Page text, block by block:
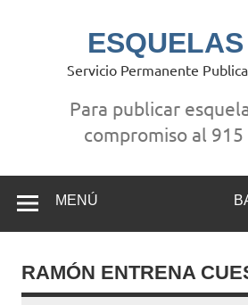
Servicio Permanente
Para publicar
compromiso al
MENÚ
RAMÓN ENTRENA